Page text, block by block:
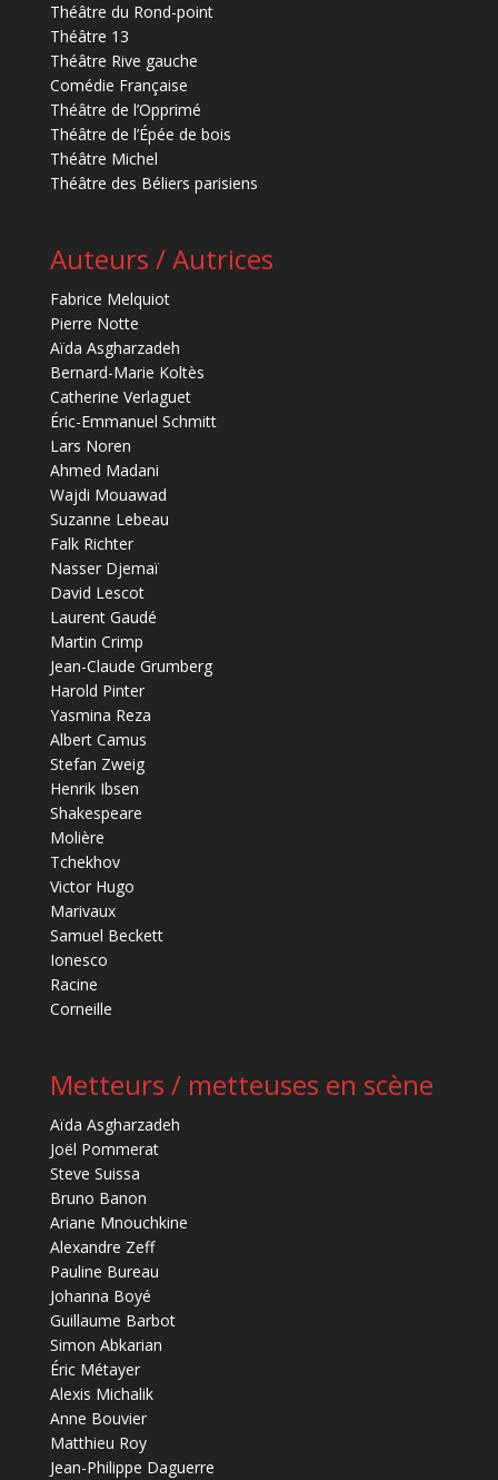
Théâtre du Rond-point
Théâtre 13
Théâtre Rive gauche
Comédie Française
Théâtre de l’Opprimé
Théâtre de l’Épée de bois
Théâtre Michel
Théâtre des Béliers parisiens
Auteurs / Autrices
Fabrice Melquiot
Pierre Notte
Aïda Asgharzadeh
Bernard-Marie Koltès
Catherine Verlaguet
Éric-Emmanuel Schmitt
Lars Noren
Ahmed Madani
Wajdi Mouawad
Suzanne Lebeau
Falk Richter
Nasser Djemaï
David Lescot
Laurent Gaudé
Martin Crimp
Jean-Claude Grumberg
Harold Pinter
Yasmina Reza
Albert Camus
Stefan Zweig
Henrik Ibsen
Shakespeare
Molière
Tchekhov
Victor Hugo
Marivaux
Samuel Beckett
Ionesco
Racine
Corneille
Metteurs / metteuses en scène
Aïda Asgharzadeh
Joël Pommerat
Steve Suissa
Bruno Banon
Ariane Mnouchkine
Alexandre Zeff
Pauline Bureau
Johanna Boyé
Guillaume Barbot
Simon Abkarian
Éric Métayer
Alexis Michalik
Anne Bouvier
Matthieu Roy
Jean-Philippe Daguerre